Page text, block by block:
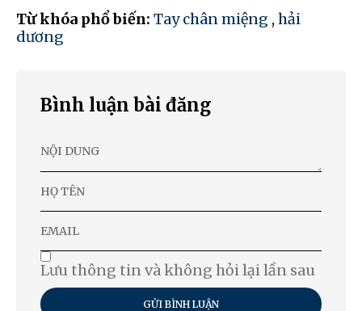
Từ khóa phổ biến: Tay chân miệng , hải
dương
Bình luận bài đăng
Lưu thông tin và không hỏi lại lần sau
GỬI BÌNH LUẬN